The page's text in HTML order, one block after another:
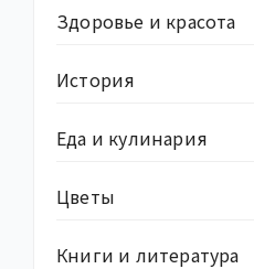
Здоровье и красота
История
Еда и кулинария
Цветы
Книги и литература